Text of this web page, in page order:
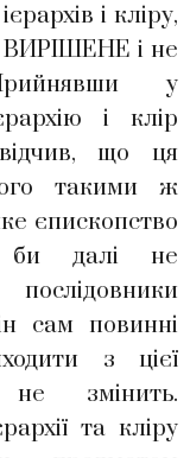
і кліру,
ВИРІШЕНЕ і не
у
і клір
що ця
такими ж
єпископство
би далі не
сам повинні
з цієї
змінить.
та кліру